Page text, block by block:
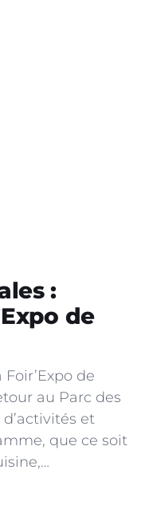
:
de
Foir’Expo de
au Parc des
et
que ce soit